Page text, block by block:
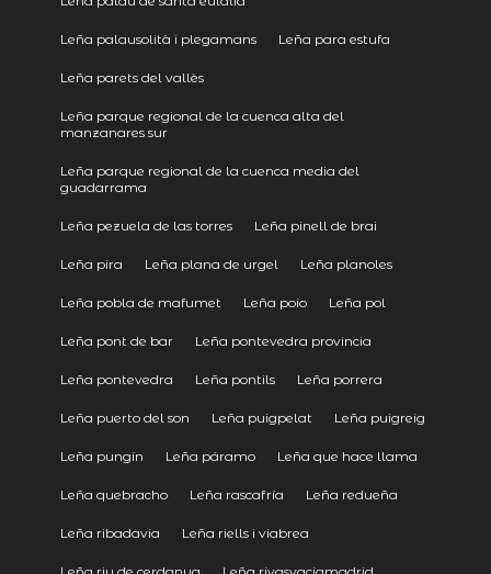
Leña palausolità i plegamans Leña para estufa
Leña parets del vallès
Leña parque regional de la cuenca alta del
manzanares sur
Leña parque regional de la cuenca media del
guadarrama
Leña pezuela de las torres Leña pinell de brai
Leña pira Leña plana de urgel Leña planoles
Leña pobla de mafumet Leña poio Leña pol
Leña pont de bar Leña pontevedra provincia
Leña pontevedra Leña pontils Leña porrera
Leña puerto del son Leña puigpelat Leña puigreig
Leña pungín Leña páramo Leña que hace llama
Leña quebracho Leña rascafría Leña redueña
Leña ribadavia Leña riells i viabrea
Leña riu de cerdanya Leña rivasvaciamadrid